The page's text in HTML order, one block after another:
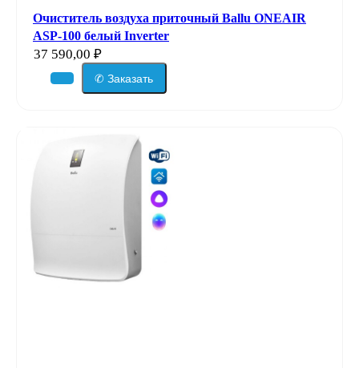
Очиститель воздуха приточный Ballu ONEAIR
ASP-100 белый Inverter
37 590,00 ₽
✆ Заказать